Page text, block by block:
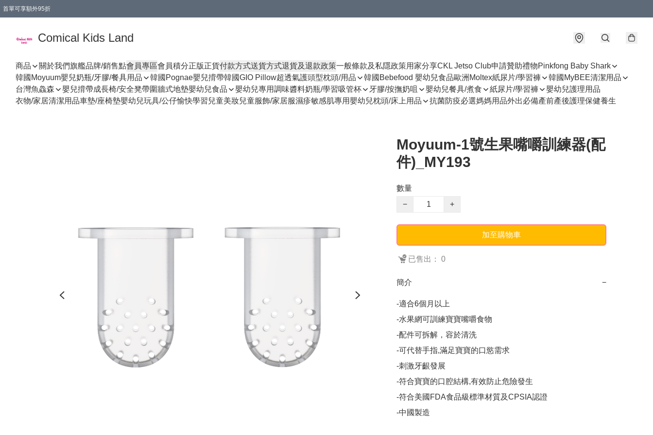
首單可享額外95折
Comical Kids Land
商品 關於我們旗艦品牌/銷售點會員專區會員積分正版正貨付款方式送貨方式退貨及退款政策一般條款及私隱政策用家分享CKL Jetso Club申請贊助禮物Pinkfong Baby Shark
韓國Moyuum嬰兒奶瓶/牙膠/餐具用品
韓國Pognae嬰兒揹帶韓國GIO Pillow超透氣護頭型枕頭/用品 韓國Bebefood 嬰幼兒食品歐洲Moltex紙尿片/學習褲
韓國MyBEE清潔用品
台灣魚鱻森
嬰兒揹帶成長椅/安全凳帶圍牆式地墊嬰幼兒食品 嬰幼兒專用調味醬料奶瓶/學習吸管杯 牙膠/按撫奶咀 嬰幼兒餐具/煮食 紙尿片/學習褲
嬰幼兒護理用品
衣物/家居清潔用品車墊/座椅墊嬰幼兒玩具/公仔愉快學習兒童美妝兒童服飾/家居服濕疹敏感肌專用嬰幼兒枕頭/床上用品 抗菌防疫必選媽媽用品外出必備產前產後護理保健養生
Moyuum-1號生果嘴嚼訓練器(配
件)_MY193
數量
−
+
加至購物車
已售出： 0
簡介 −
-適合6個月以上
-水果網可訓練寶寶嘴嚼食物
-配件可拆解，容於清洗
-可代替手指,滿足寶寶的口慾需求
-刺激牙齦發展
-符合寶寶的口腔結構,有效防止危險發生
-符合美國FDA食品級標準材質及CPSIA認證
-中國製造